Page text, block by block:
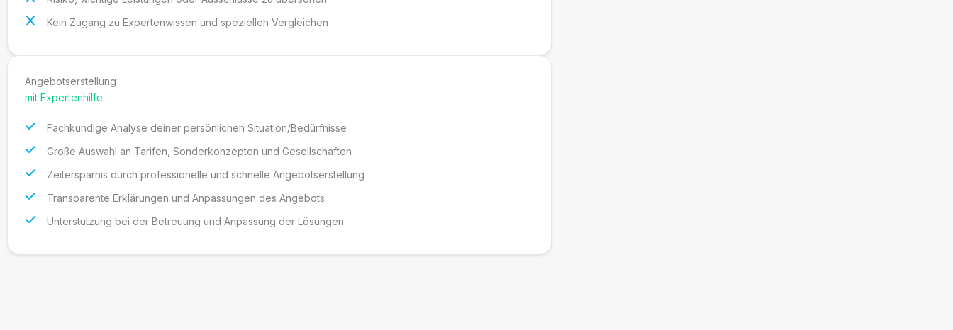
Kein Zugang zu Expertenwissen und speziellen Vergleichen
Angebotserstellung
mit Expertenhilfe
Fachkundige Analyse deiner persönlichen Situation/Bedürfnisse
Große Auswahl an Tarifen, Sonderkonzepten und Gesellschaften
Zeitersparnis durch professionelle und schnelle Angebotserstellung
Transparente Erklärungen und Anpassungen des Angebots
Unterstützung bei der Betreuung und Anpassung der Lösungen